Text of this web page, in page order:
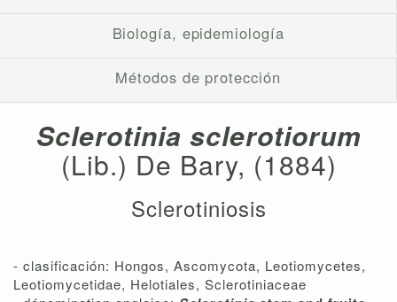
Biología, epidemiología
Métodos de protección
Sclerotinia sclerotiorum
(Lib.) De Bary, (1884)
Sclerotiniosis
- clasificación: Hongos, Ascomycota, Leotiomycetes,
Leotiomycetidae, Helotiales, Sclerotiniaceae